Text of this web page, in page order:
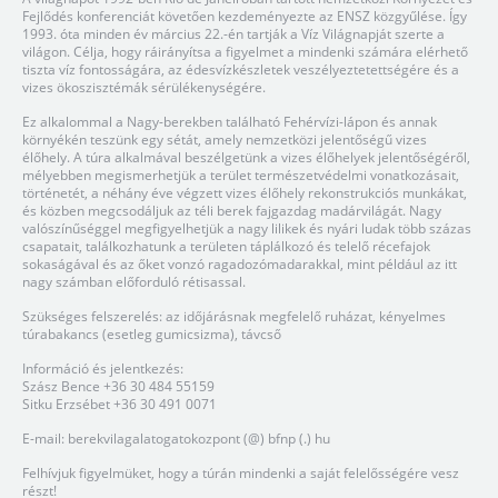
Fejlődés konferenciát követően kezdeményezte az ENSZ közgyűlése. Így
1993. óta minden év március 22.-én tartják a Víz Világnapját szerte a
világon. Célja, hogy ráirányítsa a figyelmet a mindenki számára elérhető
tiszta víz fontosságára, az édesvízkészletek veszélyeztetettségére és a
vizes ökoszisztémák sérülékenységére.
Ez alkalommal a Nagy-berekben található Fehérvízi-lápon és annak
környékén teszünk egy sétát, amely nemzetközi jelentőségű vizes
élőhely. A túra alkalmával beszélgetünk a vizes élőhelyek jelentőségéről,
mélyebben megismerhetjük a terület természetvédelmi vonatkozásait,
történetét, a néhány éve végzett vizes élőhely rekonstrukciós munkákat,
és közben megcsodáljuk az téli berek fajgazdag madárvilágát. Nagy
valószínűséggel megfigyelhetjük a nagy lilikek és nyári ludak több százas
csapatait, találkozhatunk a területen táplálkozó és telelő récefajok
sokaságával és az őket vonzó ragadozómadarakkal, mint például az itt
nagy számban előforduló rétisassal.
Szükséges felszerelés: az időjárásnak megfelelő ruházat, kényelmes
túrabakancs (esetleg gumicsizma), távcső
Információ és jelentkezés:
Szász Bence +36 30 484 55159
Sitku Erzsébet +36 30 491 0071
E-mail: berekvilagalatogatokozpont (@) bfnp (.) hu
Felhívjuk figyelmüket, hogy a túrán mindenki a saját felelősségére vesz
részt!